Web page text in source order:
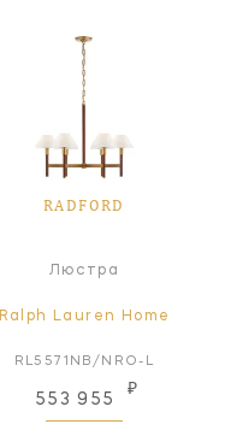
RADFORD
Люстра
Ralph Lauren Home
RL5571NB/NRO-L
553 955
₽